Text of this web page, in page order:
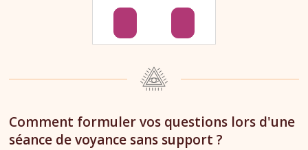
Comment formuler vos questions lors d'une
séance de voyance sans support ?